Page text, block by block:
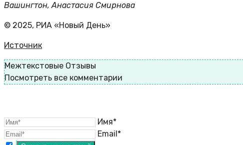
Вашингтон, Анастасия Смирнова
© 2025, РИА «Новый День»
Источник
Межтекстовые Отзывы
Посмотреть все комментарии
Имя*
Email*